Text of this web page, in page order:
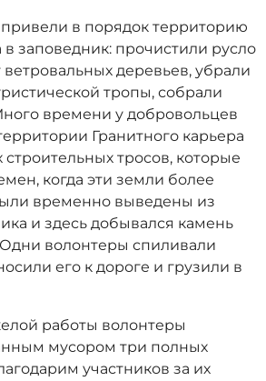
в порядок территорию
в заповедник: прочистили русло
деревьев, убрали
тропы, собрали
времени у добровольцев
Гранитного карьера
строительных тросов, которые
когда эти земли более
временно выведены из
и здесь добывался камень
волонтеры спиливали
его к дороге и грузили в
работы волонтеры
мусором три полных
участников за их